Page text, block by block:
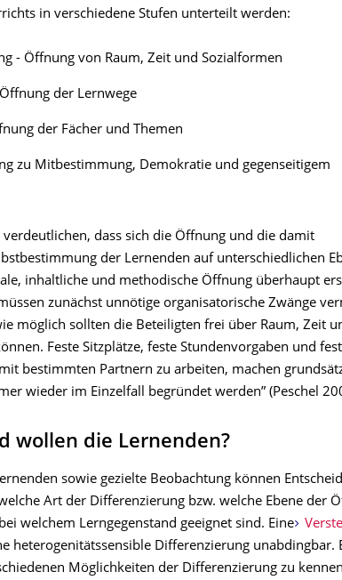
in verschiedene Stufen unterteilt werden:
- Öffnung von Raum, Zeit und Sozialformen
der Lernwege
der Fächer und Themen
zu Mitbestimmung, Demokratie und gegenseitigem
dass sich die Öffnung und die damit
der Lernenden auf unterschiedlichen
inhaltliche und methodische Öffnung überhaupt
zunächst unnötige organisatorische Zwänge
möglich sollten die Beteiligten frei über Raum, Zeit
Feste Sitzplätze, feste Stundenvorgaben und
bestimmten Partnern zu arbeiten, machen
wieder im Einzelfall begründet werden” (Peschel
wollen die Lernenden?
sowie gezielte Beobachtung können
Art der Differenzierung bzw. welche Ebene der
welchem Lerngegenstand geeignet sind. Eine
heterogenitätssensible Differenzierung unabdingbar.
Möglichkeiten der Differenzierung zu